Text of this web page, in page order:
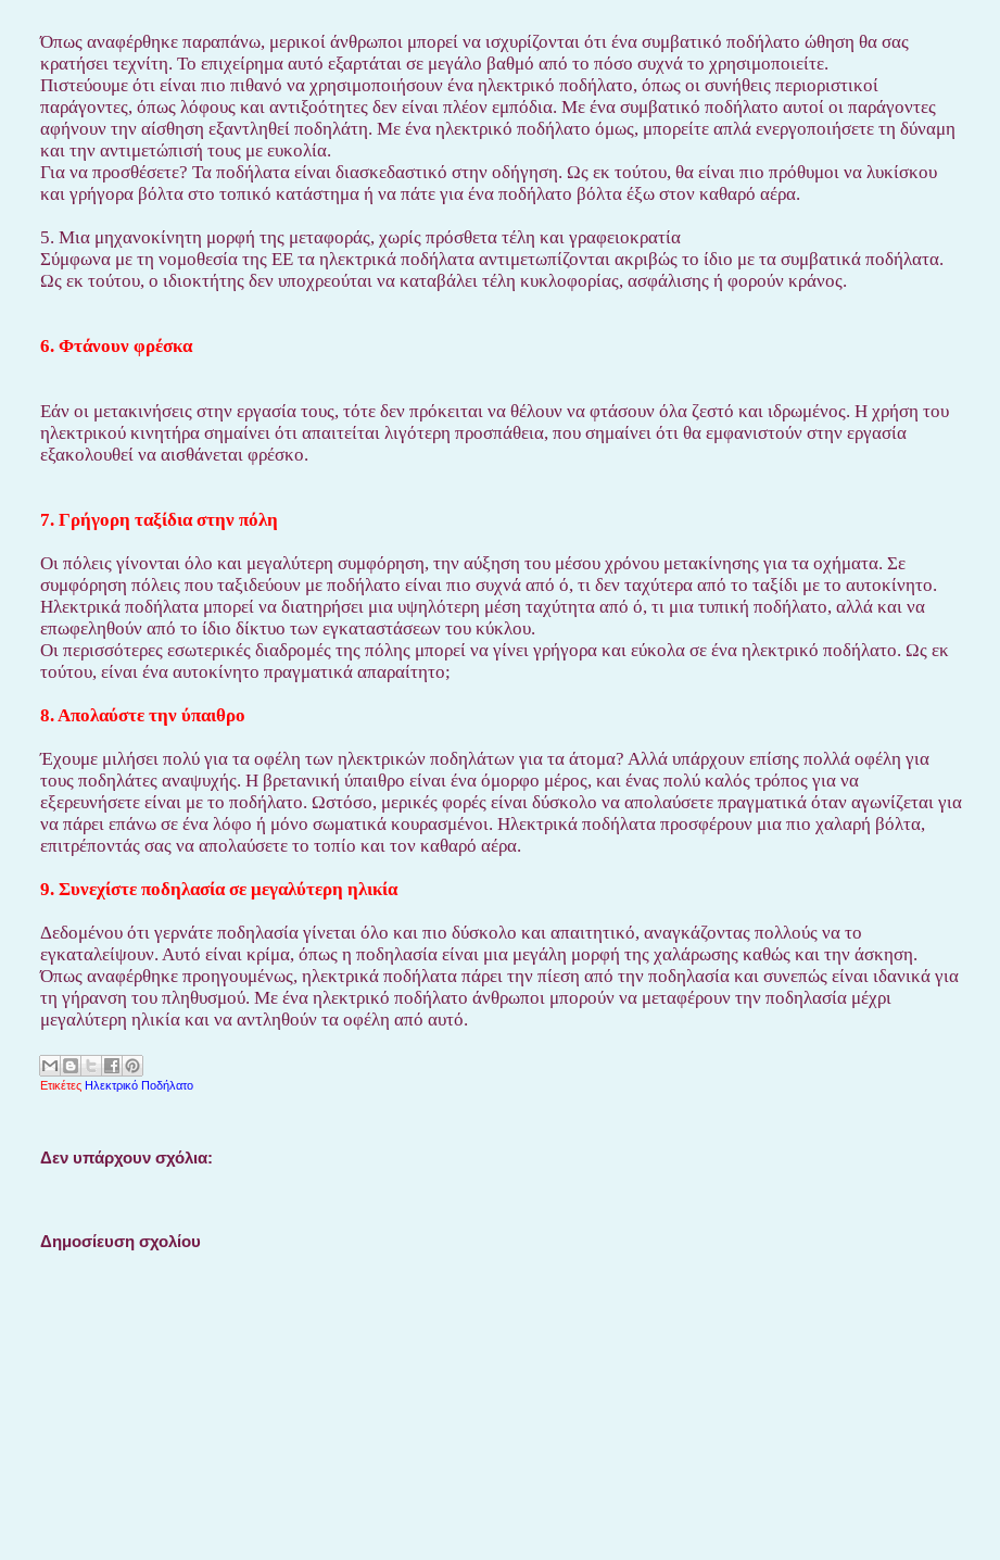
Όπως αναφέρθηκε παραπάνω, μερικοί άνθρωποι μπορεί να ισχυρίζονται ότι ένα συμβατικό ποδήλατο ώθηση θα σας
κρατήσει τεχνίτη. Το επιχείρημα αυτό εξαρτάται σε μεγάλο βαθμό από το πόσο συχνά το χρησιμοποιείτε.
Πιστεύουμε ότι είναι πιο πιθανό να χρησιμοποιήσουν ένα ηλεκτρικό ποδήλατο, όπως οι συνήθεις περιοριστικοί
παράγοντες, όπως λόφους και αντιξοότητες δεν είναι πλέον εμπόδια. Με ένα συμβατικό ποδήλατο αυτοί οι παράγοντες
αφήνουν την αίσθηση εξαντληθεί ποδηλάτη. Με ένα ηλεκτρικό ποδήλατο όμως, μπορείτε απλά ενεργοποιήσετε τη δύναμη
και την αντιμετώπισή τους με ευκολία.
Για να προσθέσετε? Τα ποδήλατα είναι διασκεδαστικό στην οδήγηση. Ως εκ τούτου, θα είναι πιο πρόθυμοι να λυκίσκου
και γρήγορα βόλτα στο τοπικό κατάστημα ή να πάτε για ένα ποδήλατο βόλτα έξω στον καθαρό αέρα.
5. Μια μηχανοκίνητη μορφή της μεταφοράς, χωρίς πρόσθετα τέλη και γραφειοκρατία
Σύμφωνα με τη νομοθεσία της ΕΕ τα ηλεκτρικά ποδήλατα αντιμετωπίζονται ακριβώς το ίδιο με τα συμβατικά ποδήλατα.
Ως εκ τούτου, ο ιδιοκτήτης δεν υποχρεούται να καταβάλει τέλη κυκλοφορίας, ασφάλισης ή φορούν κράνος.
6. Φτάνουν φρέσκα
Εάν οι μετακινήσεις στην εργασία τους, τότε δεν πρόκειται να θέλουν να φτάσουν όλα ζεστό και ιδρωμένος. Η χρήση του
ηλεκτρικού κινητήρα σημαίνει ότι απαιτείται λιγότερη προσπάθεια, που σημαίνει ότι θα εμφανιστούν στην εργασία
εξακολουθεί να αισθάνεται φρέσκο.
7. Γρήγορη ταξίδια στην πόλη
Οι πόλεις γίνονται όλο και μεγαλύτερη συμφόρηση, την αύξηση του μέσου χρόνου μετακίνησης για τα οχήματα. Σε
συμφόρηση πόλεις που ταξιδεύουν με ποδήλατο είναι πιο συχνά από ό, τι δεν ταχύτερα από το ταξίδι με το αυτοκίνητο.
Ηλεκτρικά ποδήλατα μπορεί να διατηρήσει μια υψηλότερη μέση ταχύτητα από ό, τι μια τυπική ποδήλατο, αλλά και να
επωφεληθούν από το ίδιο δίκτυο των εγκαταστάσεων του κύκλου.
Οι περισσότερες εσωτερικές διαδρομές της πόλης μπορεί να γίνει γρήγορα και εύκολα σε ένα ηλεκτρικό ποδήλατο. Ως εκ
τούτου, είναι ένα αυτοκίνητο πραγματικά απαραίτητο;
8. Απολαύστε την ύπαιθρο
Έχουμε μιλήσει πολύ για τα οφέλη των ηλεκτρικών ποδηλάτων για τα άτομα? Αλλά υπάρχουν επίσης πολλά οφέλη για
τους ποδηλάτες αναψυχής. Η βρετανική ύπαιθρο είναι ένα όμορφο μέρος, και ένας πολύ καλός τρόπος για να
εξερευνήσετε είναι με το ποδήλατο. Ωστόσο, μερικές φορές είναι δύσκολο να απολαύσετε πραγματικά όταν αγωνίζεται για
να πάρει επάνω σε ένα λόφο ή μόνο σωματικά κουρασμένοι. Ηλεκτρικά ποδήλατα προσφέρουν μια πιο χαλαρή βόλτα,
επιτρέποντάς σας να απολαύσετε το τοπίο και τον καθαρό αέρα.
9. Συνεχίστε ποδηλασία σε μεγαλύτερη ηλικία
Δεδομένου ότι γερνάτε ποδηλασία γίνεται όλο και πιο δύσκολο και απαιτητικό, αναγκάζοντας πολλούς να το
εγκαταλείψουν. Αυτό είναι κρίμα, όπως η ποδηλασία είναι μια μεγάλη μορφή της χαλάρωσης καθώς και την άσκηση.
Όπως αναφέρθηκε προηγουμένως, ηλεκτρικά ποδήλατα πάρει την πίεση από την ποδηλασία και συνεπώς είναι ιδανικά για
τη γήρανση του πληθυσμού. Με ένα ηλεκτρικό ποδήλατο άνθρωποι μπορούν να μεταφέρουν την ποδηλασία μέχρι
μεγαλύτερη ηλικία και να αντληθούν τα οφέλη από αυτό.
Ετικέτες Ηλεκτρικό Ποδήλατο
Δεν υπάρχουν σχόλια:
Δημοσίευση σχολίου